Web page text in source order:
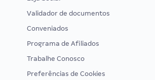
Validador de documentos
Conveniados
Programa de Afiliados
Trabalhe Conosco
Preferências de Cookies